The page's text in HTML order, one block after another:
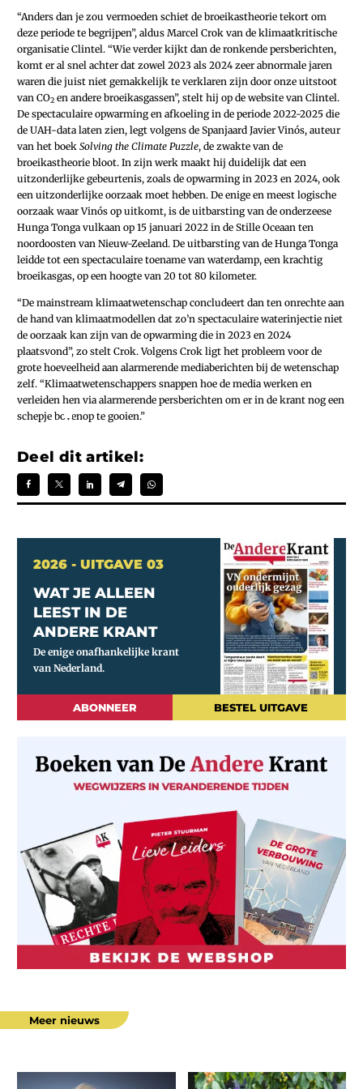
“Anders dan je zou vermoeden schiet de broeikastheorie tekort om
deze periode te begrijpen”, aldus Marcel Crok van de klimaatkritische
organisatie Clintel. “Wie verder kijkt dan de ronkende persberichten,
komt er al snel achter dat zowel 2023 als 2024 zeer abnormale jaren
waren die juist niet gemakkelijk te verklaren zijn door onze uitstoot
van CO2 en andere broeikasgassen”, stelt hij op de website van Clintel.
De spectaculaire opwarming en afkoeling in de periode 2022-2025 die
de UAH-data laten zien, legt volgens de Spanjaard Javier Vinós, auteur
van het boek Solving the Climate Puzzle, de zwakte van de
broeikastheorie bloot. In zijn werk maakt hij duidelijk dat een
uitzonderlijke gebeurtenis, zoals de opwarming in 2023 en 2024, ook
een uitzonderlijke oorzaak moet hebben. De enige en meest logische
oorzaak waar Vinós op uitkomt, is de uitbarsting van de onderzeese
Hunga Tonga vulkaan op 15 januari 2022 in de Stille Oceaan ten
noordoosten van Nieuw-Zeeland. De uitbarsting van de Hunga Tonga
leidde tot een spectaculaire toename van waterdamp, een krachtig
broeikasgas, op een hoogte van 20 tot 80 kilometer.
“De mainstream klimaatwetenschap concludeert dan ten onrechte aan
de hand van klimaatmodellen dat zo’n spectaculaire waterinjectie niet
de oorzaak kan zijn van de opwarming die in 2023 en 2024
plaatsvond”, zo stelt Crok. Volgens Crok ligt het probleem voor de
grote hoeveelheid aan alarmerende mediaberichten bij de wetenschap
zelf. “Klimaatwetenschappers snappen hoe de media werken en
verleiden hen via alarmerende persberichten om er in de krant nog een
schepje bovenop te gooien.”
Deel dit artikel:
2026 - UITGAVE 03
WAT JE ALLEEN
LEEST IN DE
ANDERE KRANT
ABONNEER BESTEL UITGAVE
Meer nieuws
Gezond